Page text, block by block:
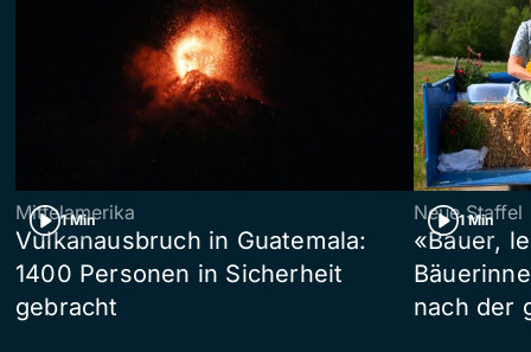
1 Min
Mittelamerika
Vulkanausbruch in Guatemala:
1400 Personen in Sicherheit
gebracht
1 Min
Neue Staffel
«Bauer,
nach der